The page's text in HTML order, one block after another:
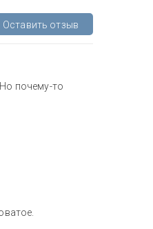
Оставить отзыв
почему-то